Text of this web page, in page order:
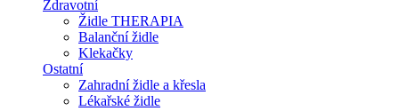
Zdravotní
Židle THERAPIA
Balanční židle
Klekačky
Ostatní
Zahradní židle a křesla
Lékařské židle